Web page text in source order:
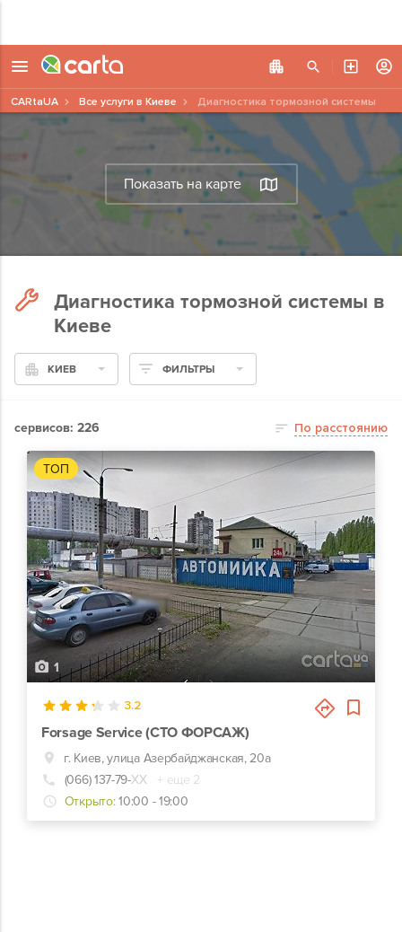
Показать на карте
CARtaUA Все услуги в Киеве Диагностика тормозной системы
Диагностика тормозной системы в
Киеве
КИЕВ ФИЛЬТРЫ
сервисов: 226 По расстоянию
ТОП
1
3.2
Forsage Service (СТО ФОРСАЖ)
г. Киев, улица Азербайджанская, 20а
(066) 137-79-ХХ
+ еще 2
Открыто: 10:00 - 19:00